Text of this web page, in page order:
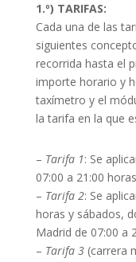
1.º) TARIFAS:
Cada una de las
siguientes
recorrida hasta el
importe horario y
taxímetro y el
la tarifa en la que
– Tarifa 1: Se
07:00 a 21:00
– Tarifa 2: Se
horas y sábados,
Madrid de 07:00 a
– Tarifa 3(carrera